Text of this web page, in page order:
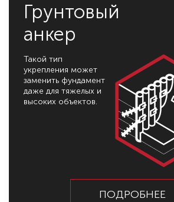
Грунтовый
анкер
Такой тип
укрепления может
заменить фундамент
даже для тяжелых и
высоких объектов.
ПОДРОБНЕЕ